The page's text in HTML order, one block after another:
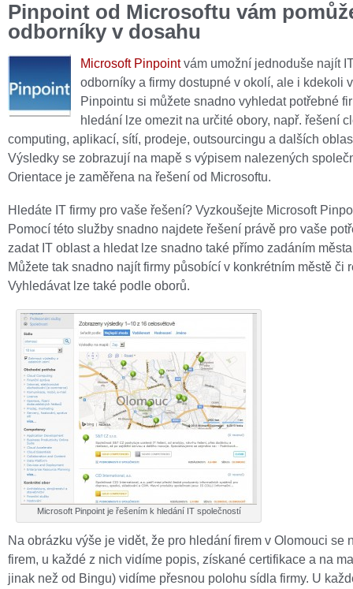
Pinpoint od Microsoftu vám
odborníky v dosahu
Microsoft Pinpointvám umožní jednoduše najít
odborníky a firmy dostupné v okolí, ale i kdekoli
Pinpointu si můžete snadno vyhledat potřebné
hledání lze omezit na určité obory, např. řešení
computing, aplikací, sítí, prodeje, outsourcingu a dalších
Výsledky se zobrazují na mapě s výpisem nalezených
Orientace je zaměřena na řešení od Microsoftu.
Hledáte IT firmy pro vaše řešení? Vyzkoušejte Microsoft
Pomocí této služby snadno najdete řešení právě pro vaše
zadat IT oblast a hledat lze snadno také přímo zadáním
Můžete tak snadno najít firmy působící v konkrétním městě či
Vyhledávat lze také podle oborů.
Microsoft Pinpoint je řešením k hledání IT společností
Na obrázku výše je vidět, že pro hledání firem v Olomouci se
firem, u každé z nich vidíme popis, získané certifikace a na
jinak než od Bingu) vidíme přesnou polohu sídla firmy. U